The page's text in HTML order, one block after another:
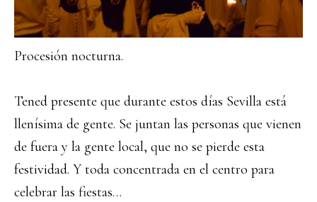
Procesión nocturna.
Tened presente que durante estos días Sevilla está
llenísima de gente. Se juntan las personas que vienen
de fuera y la gente local, que no se pierde esta
festividad. Y toda concentrada en el centro para
celebrar las fiestas…